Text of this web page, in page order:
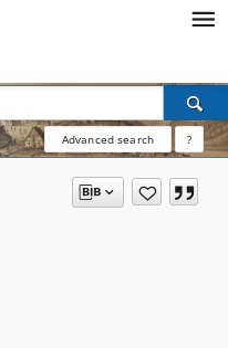
Advanced search ?